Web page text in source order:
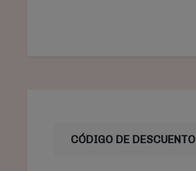
CÓDIGO DE DESCUENTO